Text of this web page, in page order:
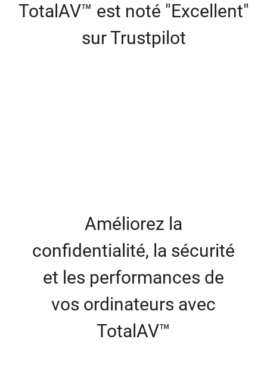
TotalAV™ est noté "Excellent"
sur Trustpilot
Améliorez la
confidentialité, la sécurité
et les performances de
vos ordinateurs avec
TotalAV™